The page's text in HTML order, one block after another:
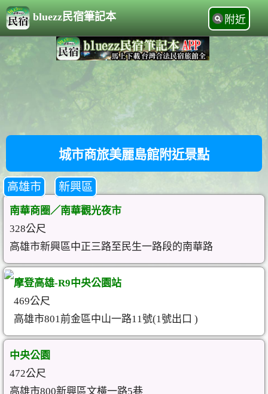
bluezz民宿筆記本 附近
城市商旅美麗島館附近景點
高雄市 新興區
南華商圈／南華觀光夜市
328公尺
高雄市新興區中正三路至民生一路段的南華路
摩登高雄-R9中央公園站
469公尺
高雄市801前金區中山一路11號(1號出口 )
中央公園
472公尺
高雄市800新興區文橫一路5巷